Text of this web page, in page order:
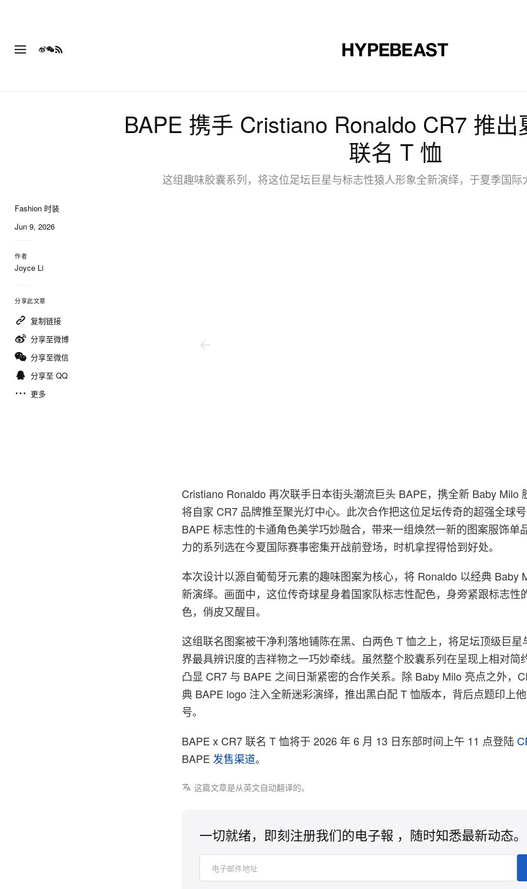
BAPE 携手 Cristiano Ronaldo CR7 推
联名 T 恤
这组趣味胶囊系列，将这位足坛巨星与标志性猿人形象全新演绎，于夏季国际
Fashion 时装
Jun 9, 2026
作者
Joyce Li
分享此文章
复制链接
分享至微博
分享至微信
分享至 QQ
更多
Cristiano Ronaldo 再次联手日本街头潮流巨头 BAPE，携全新 Baby Milo
将自家 CR7 品牌推至聚光灯中心。此次合作把这位足坛传奇的超强全球
BAPE 标志性的卡通角色美学巧妙融合，带来一组焕然一新的图案服饰单
力的系列选在今夏国际赛事密集开战前登场，时机拿捏得恰到好处。
本次设计以源自葡萄牙元素的趣味图案为核心，将 Ronaldo 以经典 Baby
新演绎。画面中，这位传奇球星身着国家队标志性配色，身旁紧跟标志性
色，俏皮又醒目。
这组联名图案被干净利落地铺陈在黑、白两色 T 恤之上，将足坛顶级巨星
界最具辨识度的吉祥物之一巧妙牵线。虽然整个胶囊系列在呈现上相对简
凸显 CR7 与 BAPE 之间日渐紧密的合作关系。除 Baby Milo 亮点之外，
典 BAPE logo 注入全新迷彩演绎，推出黑白配 T 恤版本，背后点题印上
号。
BAPE x CR7 联名 T 恤将于 2026 年 6 月 13 日东部时间上午 11 点登陆
BAPE 发售渠道。
这篇文章是从英文自动翻译的。
一切就绪，即刻注册我们的电子報 ，随时知悉最新动态。